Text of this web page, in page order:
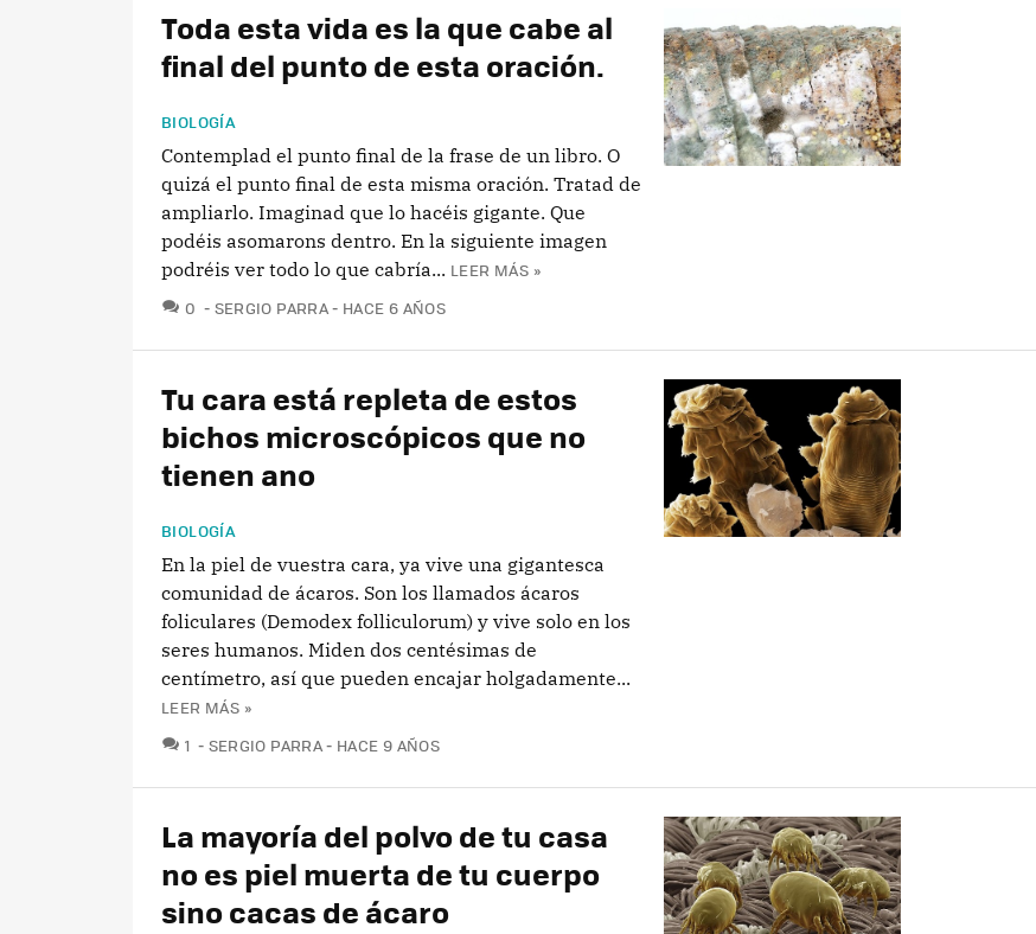
Toda esta vida es la que cabe al
final del punto de esta oración.
BIOLOGÍA
Contemplad el punto final de la frase de un libro. O
quizá el punto final de esta misma oración. Tratad de
ampliarlo. Imaginad que lo hacéis gigante. Que
podéis asomarons dentro. En la siguiente imagen
podréis ver todo lo que cabría... LEER MÁS »
0 COMENTARIOS
SERGIO PARRA HACE 6 AÑOS
Tu cara está repleta de estos
bichos microscópicos que no
tienen ano
BIOLOGÍA
En la piel de vuestra cara, ya vive una gigantesca
comunidad de ácaros. Son los llamados ácaros
foliculares (Demodex folliculorum) y vive solo en los
seres humanos. Miden dos centésimas de
centímetro, así que pueden encajar holgadamente...
LEER MÁS »
1 COMENTARIOS
SERGIO PARRA HACE 9 AÑOS
La mayoría del polvo de tu casa
no es piel muerta de tu cuerpo
sino cacas de ácaro